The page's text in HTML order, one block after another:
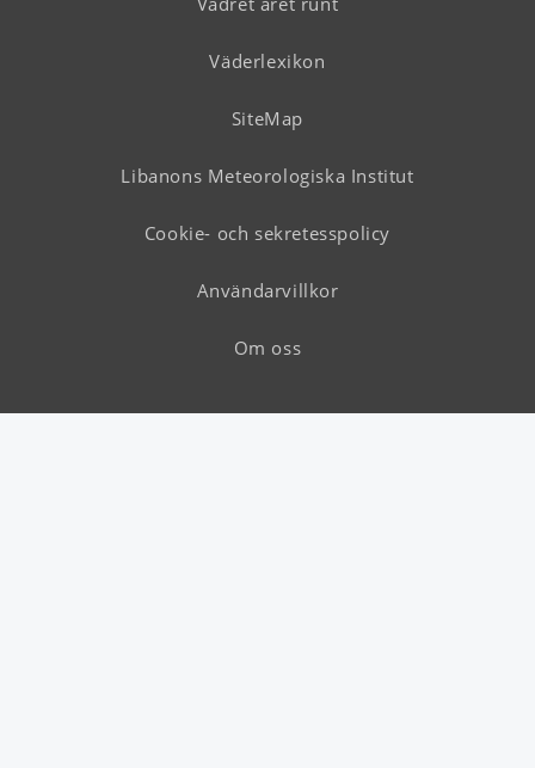
Väderlexikon
SiteMap
Libanons Meteorologiska Institut
Cookie- och sekretesspolicy
Användarvillkor
Om oss